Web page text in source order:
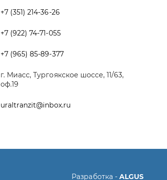
оф.19
uraltranzit@inbox.ru